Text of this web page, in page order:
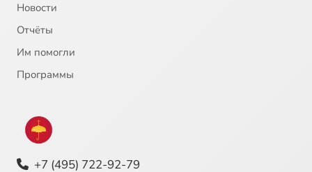
Новости
Отчёты
Им помогли
Программы
+7 (495) 722-92-79